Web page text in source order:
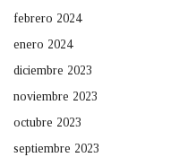
febrero 2024
enero 2024
diciembre 2023
noviembre 2023
octubre 2023
septiembre 2023